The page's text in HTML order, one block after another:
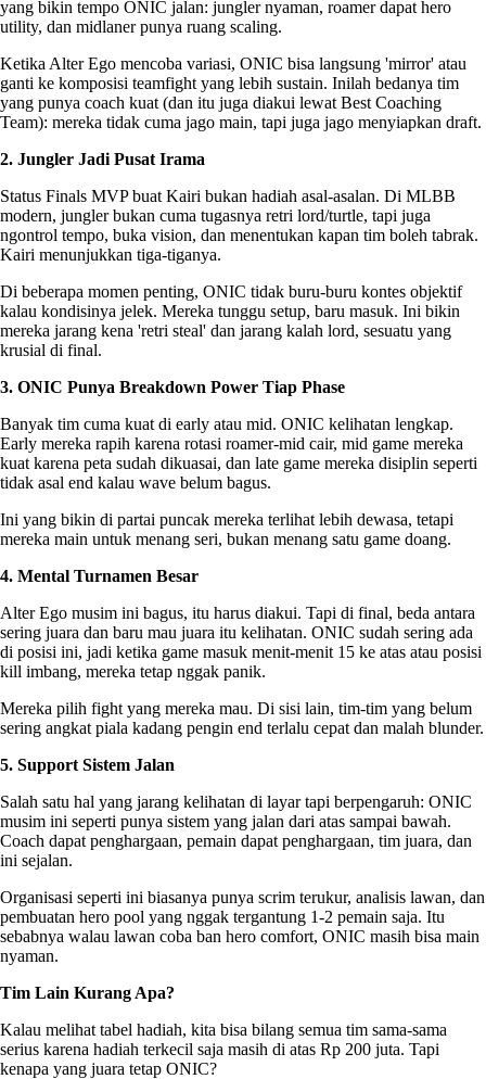
yang bikin tempo ONIC jalan: jungler nyaman, roamer dapat hero
utility, dan midlaner punya ruang scaling.
Ketika Alter Ego mencoba variasi, ONIC bisa langsung 'mirror' atau
ganti ke komposisi teamfight yang lebih sustain. Inilah bedanya tim
yang punya coach kuat (dan itu juga diakui lewat Best Coaching
Team): mereka tidak cuma jago main, tapi juga jago menyiapkan draft.
2. Jungler Jadi Pusat Irama
Status Finals MVP buat Kairi bukan hadiah asal-asalan. Di MLBB
modern, jungler bukan cuma tugasnya retri lord/turtle, tapi juga
ngontrol tempo, buka vision, dan menentukan kapan tim boleh tabrak.
Kairi menunjukkan tiga-tiganya.
Di beberapa momen penting, ONIC tidak buru-buru kontes objektif
kalau kondisinya jelek. Mereka tunggu setup, baru masuk. Ini bikin
mereka jarang kena 'retri steal' dan jarang kalah lord, sesuatu yang
krusial di final.
3. ONIC Punya Breakdown Power Tiap Phase
Banyak tim cuma kuat di early atau mid. ONIC kelihatan lengkap.
Early mereka rapih karena rotasi roamer-mid cair, mid game mereka
kuat karena peta sudah dikuasai, dan late game mereka disiplin seperti
tidak asal end kalau wave belum bagus.
Ini yang bikin di partai puncak mereka terlihat lebih dewasa, tetapi
mereka main untuk menang seri, bukan menang satu game doang.
4. Mental Turnamen Besar
Alter Ego musim ini bagus, itu harus diakui. Tapi di final, beda antara
sering juara dan baru mau juara itu kelihatan. ONIC sudah sering ada
di posisi ini, jadi ketika game masuk menit-menit 15 ke atas atau posisi
kill imbang, mereka tetap nggak panik.
Mereka pilih fight yang mereka mau. Di sisi lain, tim-tim yang belum
sering angkat piala kadang pengin end terlalu cepat dan malah blunder.
5. Support Sistem Jalan
Salah satu hal yang jarang kelihatan di layar tapi berpengaruh: ONIC
musim ini seperti punya sistem yang jalan dari atas sampai bawah.
Coach dapat penghargaan, pemain dapat penghargaan, tim juara, dan
ini sejalan.
Organisasi seperti ini biasanya punya scrim terukur, analisis lawan, dan
pembuatan hero pool yang nggak tergantung 1-2 pemain saja. Itu
sebabnya walau lawan coba ban hero comfort, ONIC masih bisa main
nyaman.
Tim Lain Kurang Apa?
Kalau melihat tabel hadiah, kita bisa bilang semua tim sama-sama
serius karena hadiah terkecil saja masih di atas Rp 200 juta. Tapi
kenapa yang juara tetap ONIC?